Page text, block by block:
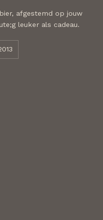
afgestemd op jouw
leuker als cadeau.